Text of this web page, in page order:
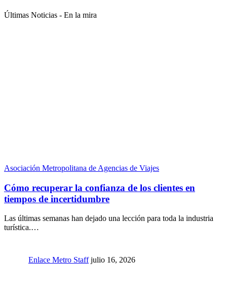
Últimas Noticias - En la mira
Asociación Metropolitana de Agencias de Viajes
Cómo recuperar la confianza de los clientes en
tiempos de incertidumbre
Las últimas semanas han dejado una lección para toda la industria
turística.…
Enlace Metro Staff julio 16, 2026